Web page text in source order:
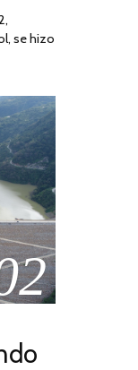
se hizo